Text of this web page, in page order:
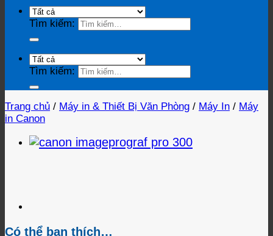
Tìm kiếm:
Tìm kiếm:
Trang chủ / Máy in & Thiết Bị Văn Phòng / Máy In / Máy
in Canon
Có thể bạn thích…